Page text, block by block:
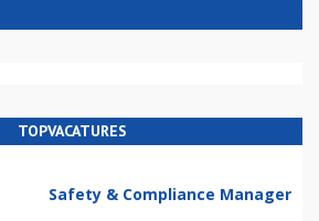
TOPVACATURES
Safety & Compliance Manager